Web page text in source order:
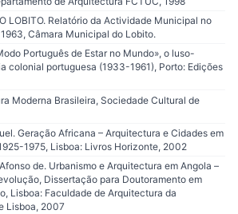
LOBITO. Relatório da Actividade Municipal no
Câmara Municipal do Lobito.
Português de Estar no Mundo», o luso-
colonial portuguesa (1933-1961), Porto: Edições
Moderna Brasileira, Sociedade Cultural de
Geração Africana – Arquitectura e Cidades em
1975, Lisboa: Livros Horizonte, 2002
de. Urbanismo e Arquitectura em Angola –
Dissertação para Doutoramento em
Lisboa: Faculdade de Arquitectura da
Lisboa, 2007